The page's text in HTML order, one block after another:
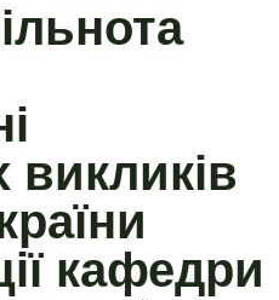
викликів
кафедри